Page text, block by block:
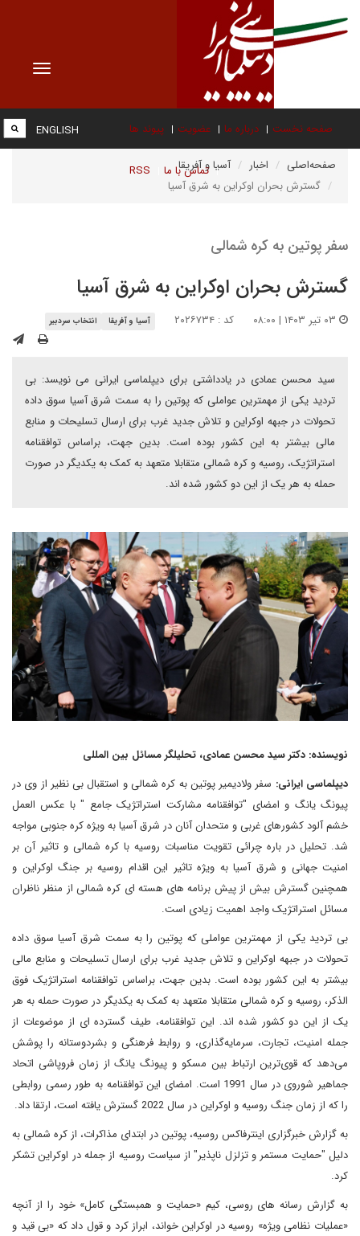
Toggle
صفحه نخست درباره ما عضویت پیوند ها
تماس با ما RSS
ENGLISH
صفحه‌اصلی اخبار
آسیا و آفریقا
گسترش بحران اوکراین به شرق آسیا
سفر پوتین به کره شمالی
گسترش بحران اوکراین به شرق آسیا
کد : ۲۰۲۶۷۳۴ آسیا و آفریقا انتخاب سردبیر
سید محسن عمادی در یادداشتی برای دیپلماسی ایرانی می نویسد: بی
تردید یکی از مهمترین عواملی که پوتین را به سمت شرق آسیا سوق داده
تحولات در جبهه اوکراین و تلاش جدید غرب برای ارسال تسلیحات و منابع
مالی بیشتر به این کشور بوده است. بدین جهت، براساس توافقنامه
استراتژیک، روسیه و کره شمالی متقابلا متعهد به کمک به یکدیگر در صورت
حمله به هر یک از این دو کشور شده اند.
نویسنده: دکتر سید محسن عمادی، تحلیلگر مسائل بین المللی
دیپلماسی ایرانی: سفر ولادیمیر پوتین به کره شمالی و استقبال بی نظیر از وی در
پیونگ یانگ و امضای "توافقنامه مشارکت استراتژیک جامع " با عکس العمل
خشم آلود کشورهای غربی و متحدان آنان در شرق آسیا به ویژه کره جنوبی مواجه
شد. تحلیل در باره چرائی تقویت مناسبات روسیه با کره شمالی و تاثیر آن بر
امنیت جهانی و شرق آسیا به ویژه تاثیر این اقدام روسیه بر جنگ اوکراین و
همچنین گسترش بیش از پیش برنامه های هسته ای کره شمالی از منظر ناظران
مسائل استراتژیک واجد اهمیت زیادی است.
بی تردید یکی از مهمترین عواملی که پوتین را به سمت شرق آسیا سوق داده
تحولات در جبهه اوکراین و تلاش جدید غرب برای ارسال تسلیحات و منابع مالی
بیشتر به این کشور بوده است. بدین جهت، براساس توافقنامه استراتژیک فوق
الذکر، روسیه و کره شمالی متقابلا متعهد به کمک به یکدیگر در صورت حمله به هر
یک از این دو کشور شده اند. این توافقنامه، طیف گسترده ای از موضوعات از
جمله امنیت، تجارت، سرمایه‌گذاری، و روابط فرهنگی و بشردوستانه را پوشش
می‌دهد که قوی‌ترین ارتباط بین مسکو و پیونگ یانگ از زمان فروپاشی اتحاد
جماهیر شوروی در سال 1991 است. امضای این توافقنامه به طور رسمی روابطی
را که از زمان جنگ روسیه و اوکراین در سال 2022 گسترش یافته است، ارتقا داد.
به گزارش خبرگزاری اینترفاکس روسیه، پوتین در ابتدای مذاکرات، از کره شمالی به
دلیل "حمایت مستمر و تزلزل ناپذیر" از سیاست روسیه از جمله در اوکراین تشکر
کرد.
به گزارش رسانه های روسی، کیم «حمایت و همبستگی کامل» خود را از آنچه
«عملیات نظامی ویژه» روسیه در اوکراین خواند، ابراز کرد و قول داد که «بی قید و